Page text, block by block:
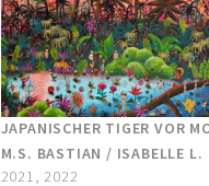
JAPANISCHER TIGER VOR
M.S. BASTIAN / ISABELLE L.
2021, 2022